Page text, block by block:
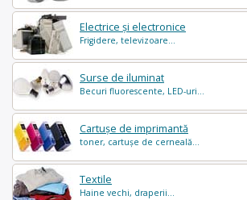
Electrice și electronice
Frigidere, televizoare...
Surse de iluminat
Becuri fluorescente, LED-uri...
Cartușe de imprimantă
toner, cartușe de cerneală...
Textile
Haine vechi, draperii...